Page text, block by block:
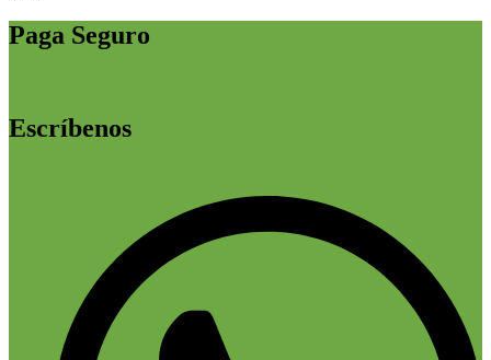
Paga Seguro
Escríbenos